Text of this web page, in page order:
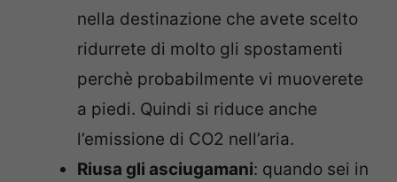
nella destinazione che avete scelto
ridurrete di molto gli spostamenti
perchè probabilmente vi muoverete
a piedi. Quindi si riduce anche
l’emissione di CO2 nell’aria.
Riusa gli asciugamani: quando sei in